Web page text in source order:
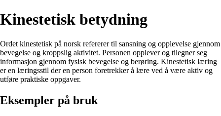
Kinestetisk betydning
Ordet kinestetisk på norsk refererer til sansning og opplevelse gjennom
bevegelse og kroppslig aktivitet. Personen opplever og tilegner seg
informasjon gjennom fysisk bevegelse og berøring. Kinestetisk læring
er en læringsstil der en person foretrekker å lære ved å være aktiv og
utføre praktiske oppgaver.
Eksempler på bruk